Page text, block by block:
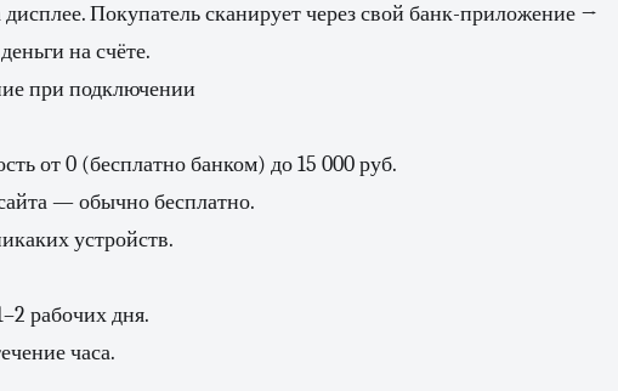
Покупатель сканирует через свой банк-приложение →
на счёте.
при подключении
от 0 (бесплатно банком) до 15 000 руб.
— обычно бесплатно.
устройств.
рабочих дня.
часа.